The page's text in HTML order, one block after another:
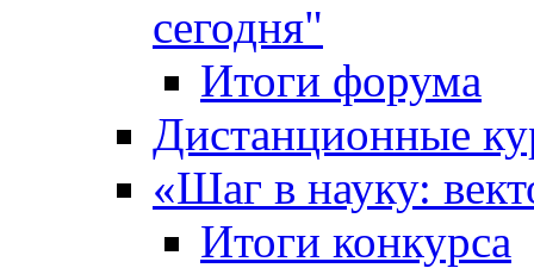
сегодня"
Итоги форума
Дистанционные
«Шаг в науку:
Итоги конкурса